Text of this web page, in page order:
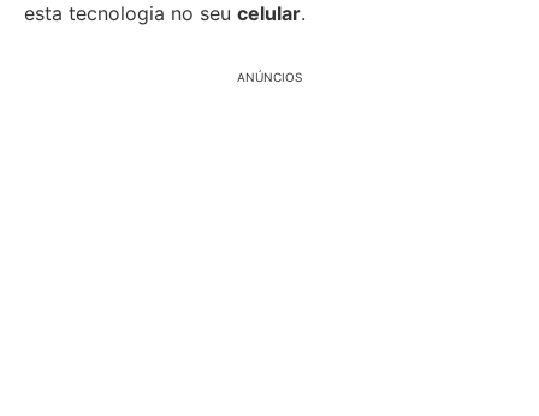
esta tecnologia no seu celular.
ANÚNCIOS